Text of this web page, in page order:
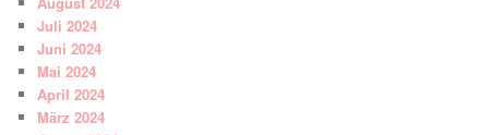
Juli 2024
Juni 2024
Mai 2024
April 2024
März 2024